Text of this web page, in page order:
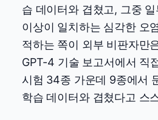
습 데이터와 겹쳤고, 그중
이상이 일치하는 심각한 오
적하는 쪽이 외부 비판자만
GPT-4 기술 보고서에서 직
시험 34종 가운데 9종에서
학습 데이터와 겹쳤다고 스